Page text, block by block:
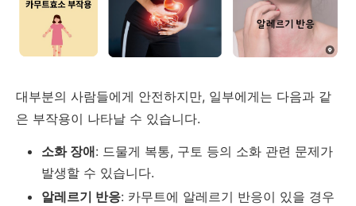
대부분의 사람들에게 안전하지만, 일부에게는 다음과 같
은 부작용이 나타날 수 있습니다.
소화 장애: 드물게 복통, 구토 등의 소화 관련 문제가
발생할 수 있습니다.
알레르기 반응: 카무트에 알레르기 반응이 있을 경우